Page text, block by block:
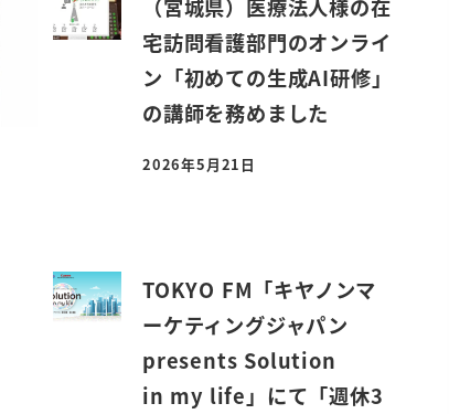
（宮城県）医療法人様の在
宅訪問看護部門のオンライ
ン「初めての生成AI研修」
の講師を務めました
投稿日
2026年5月21日
TOKYO FM「キヤノンマ
ーケティングジャパン
presents Solution
in my life」にて「週休3